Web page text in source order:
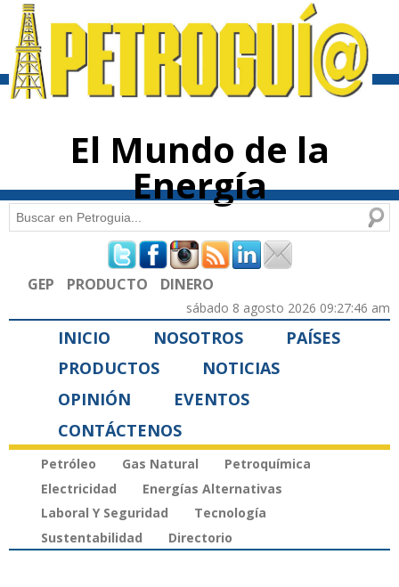
contenido
El Mundo de la
Energía
Formulario de búsqueda
Buscar
GEP PRODUCTO DINERO
sábado 8 agosto 2026 09:27:46 am
INICIO NOSOTROS
PAÍSES
PRODUCTOS
NOTICIAS
OPINIÓN
EVENTOS
CONTÁCTENOS
Petróleo Gas Natural
Petroquímica
Electricidad
Energías Alternativas
Laboral Y Seguridad
Tecnología
Sustentabilidad
Directorio